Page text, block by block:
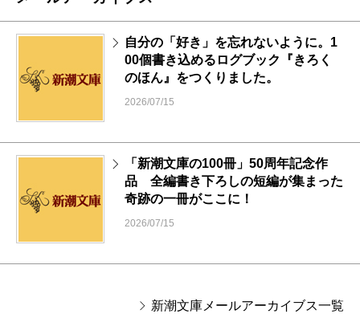
自分の「好き」を忘れないように。1
00個書き込めるログブック『きろく
のほん』をつくりました。
2026/07/15
「新潮文庫の100冊」50周年記念作
品 全編書き下ろしの短編が集まった
奇跡の一冊がここに！
2026/07/15
新潮文庫メールアーカイブス一覧